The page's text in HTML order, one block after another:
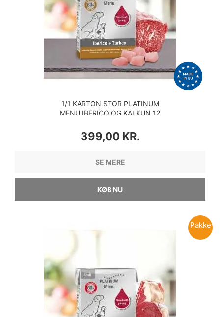
1/1 KARTON STOR PLATINUM
MENU IBERICO OG KALKUN 12
PRIS
399,00 KR.
SE MERE
KØB NU
Pakke